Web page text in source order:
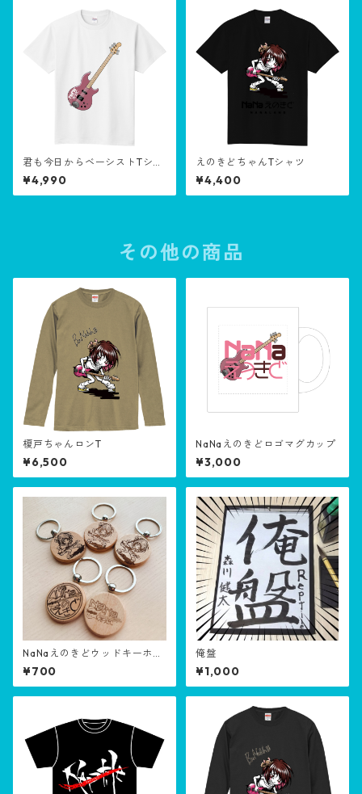
君も今日からベーシストTシャ
ツ
¥4,990
えのきどちゃんTシャツ
¥4,400
その他の商品
榎戸ちゃんロンT
¥6,500
NaNaえのきどロゴマグカップ
¥3,000
NaNaえのきどウッドキーホル
ダー
¥700
俺盤
¥1,000